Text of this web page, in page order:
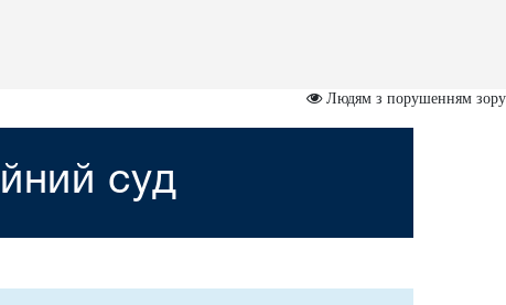
Людям з порушенням зору
суд